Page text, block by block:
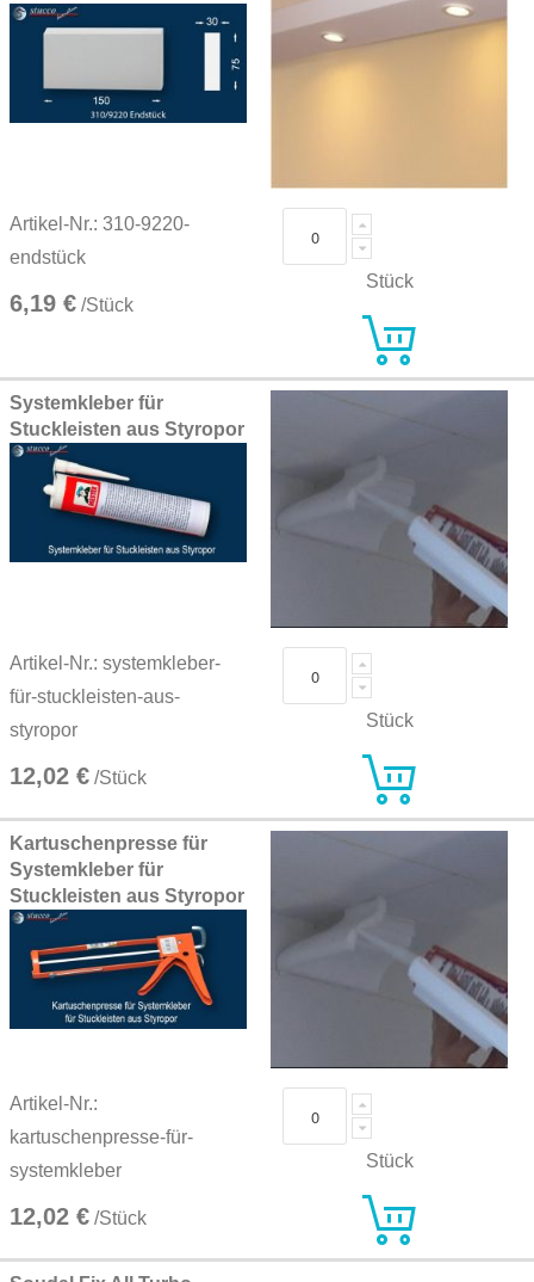
Artikel-Nr.: 310-9220-
endstück
6,19 € /Stück
Stück
Systemkleber für
Stuckleisten aus Styropor
Artikel-Nr.: systemkleber-
für-stuckleisten-aus-
styropor
12,02 € /Stück
Stück
Kartuschenpresse für
Systemkleber für
Stuckleisten aus Styropor
Artikel-Nr.:
kartuschenpresse-für-
systemkleber
12,02 € /Stück
Stück